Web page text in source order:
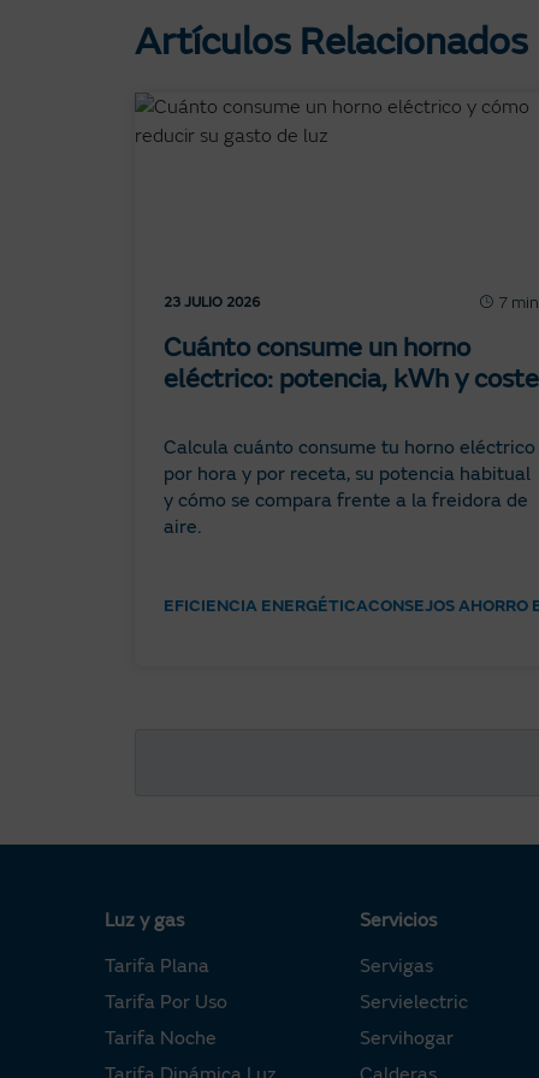
Artículos Relacionados
23 JULIO 2026 7 min
Cuánto consume un horno
eléctrico: potencia, kWh y coste
Calcula cuánto consume tu horno eléctrico
por hora y por receta, su potencia habitual
y cómo se compara frente a la freidora de
aire.
EFICIENCIA ENERGÉTICACONSEJOS AHORRO
Luz y gas
Tarifa Plana
Tarifa Por Uso
Tarifa Noche
Servicios
Servigas
Servielectric
Servihogar